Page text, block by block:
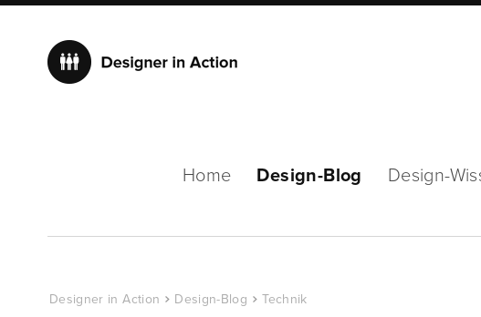
Home Design-Blog Design-
Designer in Action Design-Blog Technik